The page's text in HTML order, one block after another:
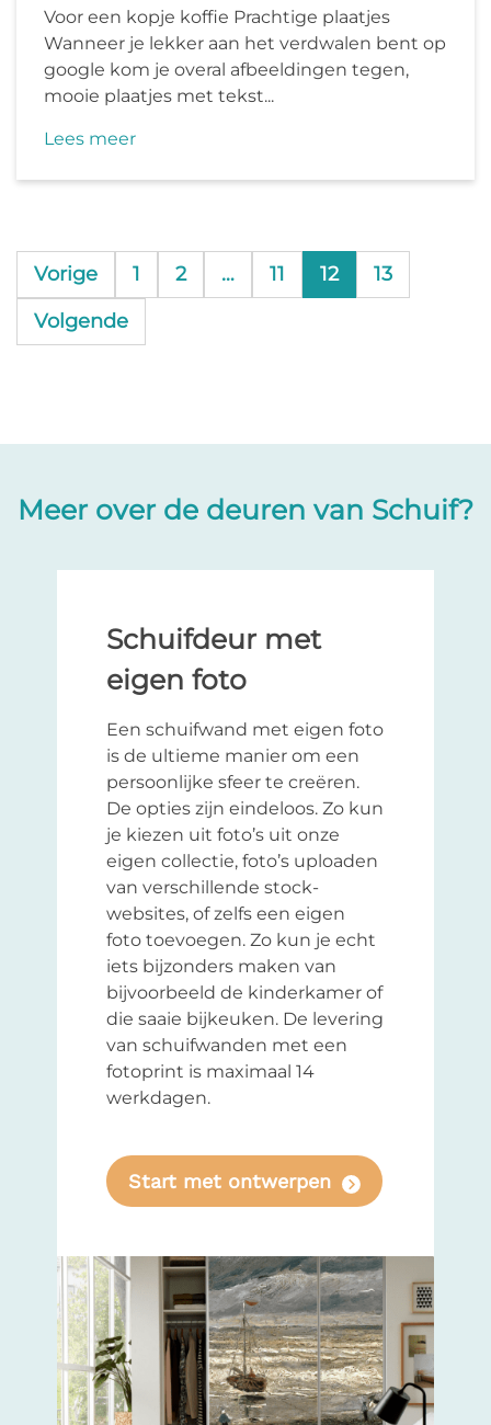
Voor een kopje koffie Prachtige plaatjes
Wanneer je lekker aan het verdwalen bent op
google kom je overal afbeeldingen tegen,
mooie plaatjes met tekst...
Lees meer
Vorige 1 2 … 11 12
13
Volgende
Meer over de deuren van Schuif?
Schuifdeur met
eigen foto
Een schuifwand met eigen foto
is de ultieme manier om een
persoonlijke sfeer te creëren.
De opties zijn eindeloos. Zo kun
je kiezen uit foto’s uit onze
eigen collectie, foto’s uploaden
van verschillende stock-
websites, of zelfs een eigen
foto toevoegen. Zo kun je echt
iets bijzonders maken van
bijvoorbeeld de kinderkamer of
die saaie bijkeuken. De levering
van schuifwanden met een
fotoprint is maximaal 14
werkdagen.
Start met ontwerpen